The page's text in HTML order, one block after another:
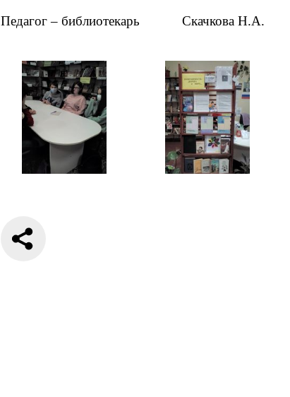
Педагог – библиотекарь Скачкова Н.А.